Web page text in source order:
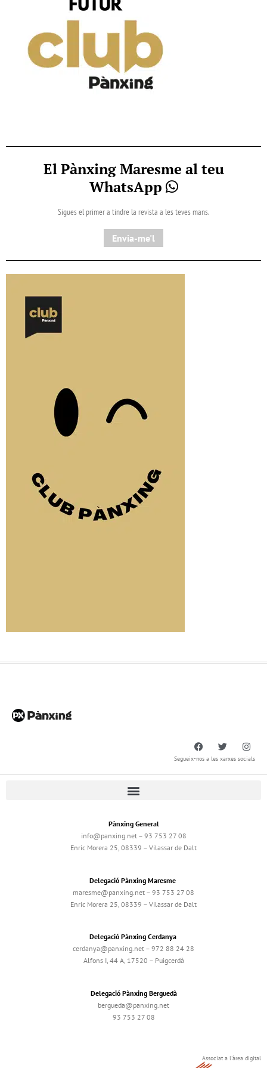
El Pànxing Maresme al teu
WhatsApp
Sigues el primer a tindre la revista a les teves mans.
Envia-me'l
Segueix-nos a les xarxes socials
Pànxing General
info@panxing.net – 93 753 27 08
Enric Morera 25, 08339 – Vilassar de Dalt
Delegació Pànxing Maresme
maresme@panxing.net – 93 753 27 08
Enric Morera 25, 08339 – Vilassar de Dalt
Delegació Pànxing Cerdanya
cerdanya@panxing.net – 972 88 24 28
Alfons I, 44 A, 17520 – Puigcerdà
Delegació Pànxing Berguedà
bergueda@panxing.net
93 753 27 08
Associat a l'àrea digital